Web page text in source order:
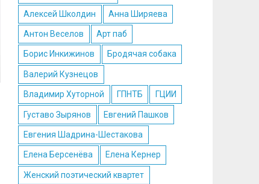
Алексей Школдин Анна Ширяева
Антон Веселов Арт паб
Борис Инкижинов Бродячая собака
Валерий Кузнецов
Владимир Хуторной ГПНТБ ГЦИИ
Густаво Зырянов Евгений Пашков
Евгения Шадрина-Шестакова
Елена Берсенёва Елена Кернер
Женский поэтический квартет